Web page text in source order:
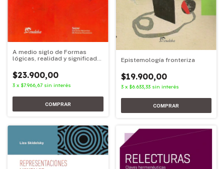
A medio siglo de Formas
lógicas, realidad y significado
$23.900,00
3 x $7.966,67 sin interés
Epistemología fronteriza
$19.900,00
3 x $6.633,33 sin interés